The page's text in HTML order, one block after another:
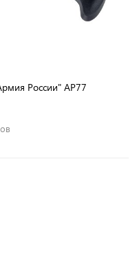
России" АР77